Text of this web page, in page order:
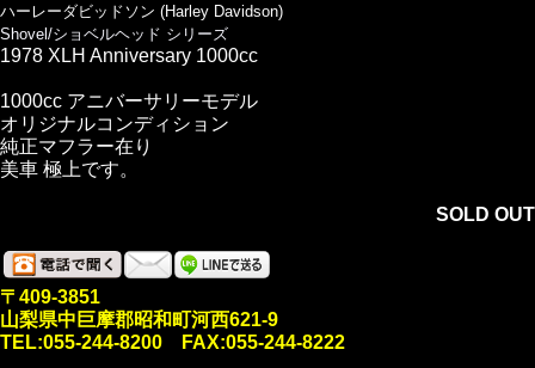
ハーレーダビッドソン (Harley Davidson)
Shovel/ショベルヘッド シリーズ
1978 XLH Anniversary 1000cc
1000cc アニバーサリーモデル
オリジナルコンディション
純正マフラー在り
美車 極上です。
SOLD OUT
〒409-3851
山梨県中巨摩郡昭和町河西621-9
TEL:055-244-8200 FAX:055-244-8222